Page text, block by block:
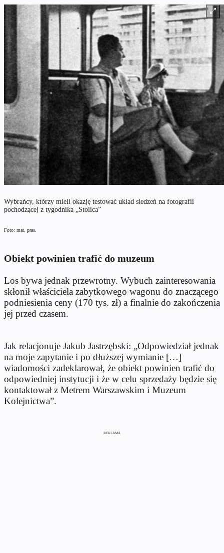
Wybrańcy, którzy mieli okazję testować układ siedzeń na fotografii
pochodzącej z tygodnika „Stolica”
Foto: mat. pras.
Obiekt powinien trafić do muzeum
Los bywa jednak przewrotny. Wybuch zainteresowania
skłonił właściciela zabytkowego wagonu do znaczącego
podniesienia ceny (170 tys. zł) a finalnie do zakończenia
jej przed czasem.
Jak relacjonuje Jakub Jastrzębski: „Odpowiedział jednak
na moje zapytanie i po dłuższej wymianie […]
wiadomości zadeklarował, że obiekt powinien trafić do
odpowiedniej instytucji i że w celu sprzedaży będzie się
kontaktował z Metrem Warszawskim i Muzeum
Kolejnictwa”.
REKLAMA